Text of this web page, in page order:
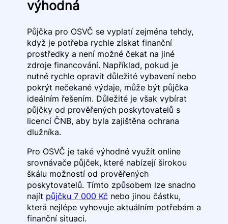
výhodná
Půjčka pro OSVČ se vyplatí zejména tehdy,
když je potřeba rychle získat finanční
prostředky a není možné čekat na jiné
zdroje financování. Například, pokud je
nutné rychle opravit důležité vybavení nebo
pokrýt nečekané výdaje, může být půjčka
ideálním řešením. Důležité je však vybírat
půjčky od prověřených poskytovatelů s
licencí ČNB, aby byla zajištěna ochrana
dlužníka.
Pro OSVČ je také výhodné využít online
srovnávače půjček, které nabízejí širokou
škálu možností od prověřených
poskytovatelů. Tímto způsobem lze snadno
najít půjčku 7 000 Kč nebo jinou částku,
která nejlépe vyhovuje aktuálním potřebám a
finanční situaci.